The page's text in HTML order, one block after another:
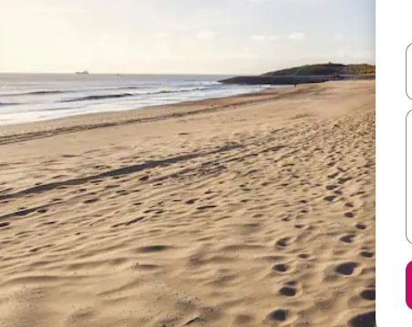
أو استكشف عن طريق اللمس أو السحب.